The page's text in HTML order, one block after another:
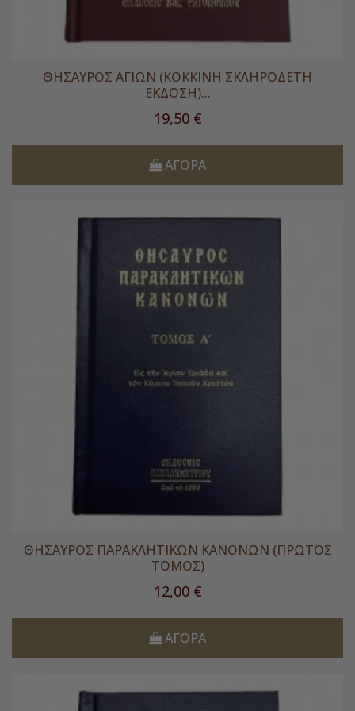
ΘΗΣΑΥΡΟΣ ΑΓΙΩΝ (ΚΟΚΚΙΝΗ ΣΚΛΗΡΟΔΕΤΗ
ΕΚΔΟΣΗ)...
Τιμή
19,50 €
ΑΓΟΡΆ
ΘΗΣΑΥΡΟΣ ΠΑΡΑΚΛΗΤΙΚΩΝ ΚΑΝΟΝΩΝ (ΠΡΩΤΟΣ
ΤΟΜΟΣ)
Τιμή
12,00 €
ΑΓΟΡΆ